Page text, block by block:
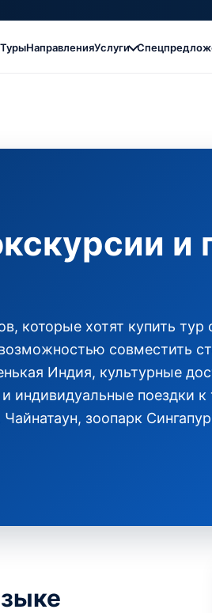
ТурыНаправленияУслуги
и
которые хотят купить
совместить
Индия, культурные
индивидуальные поездки
зоопарк